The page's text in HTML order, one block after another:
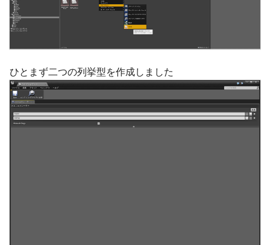
ひとまず二つの列挙型を作成しました